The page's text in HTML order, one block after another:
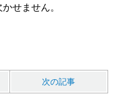
せません。
次の記事